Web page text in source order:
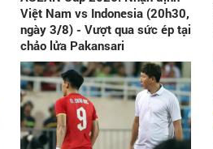
Việt Nam vs Indonesia (20h30,
ngày 3/8) - Vượt qua sức ép tại
chảo lửa Pakansari